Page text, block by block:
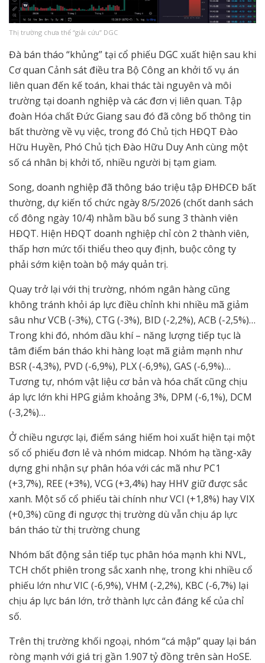
Thị trường chưa thể “giải cứu” DGC
Đà bán tháo “khủng” tại cổ phiếu DGC xuất hiện sau khi
Cơ quan Cảnh sát điều tra Bộ Công an khởi tố vụ án
liên quan đến kế toán, khai thác tài nguyên và môi
trường tại doanh nghiệp và các đơn vị liên quan. Tập
đoàn Hóa chất Đức Giang sau đó đã công bố thông tin
bất thường về vụ việc, trong đó Chủ tịch HĐQT Đào
Hữu Huyền, Phó Chủ tịch Đào Hữu Duy Anh cùng một
số cá nhân bị khởi tố, nhiều người bị tạm giam.
Song, doanh nghiệp đã thông báo triệu tập ĐHĐCĐ bất
thường, dự kiến tổ chức ngày 8/5/2026 (chốt danh sách
cổ đông ngày 10/4) nhằm bầu bổ sung 3 thành viên
HĐQT. Hiện HĐQT doanh nghiệp chỉ còn 2 thành viên,
thấp hơn mức tối thiểu theo quy định, buộc công ty
phải sớm kiện toàn bộ máy quản trị.
Quay trở lại với thị trường, nhóm ngân hàng cũng
không tránh khỏi áp lực điều chỉnh khi nhiều mã giảm
sâu như VCB (-3%), CTG (-3%), BID (-2,2%), ACB (-2,5%)…
Trong khi đó, nhóm dầu khí – năng lượng tiếp tục là
tâm điểm bán tháo khi hàng loạt mã giảm mạnh như
BSR (-4,3%), PVD (-6,9%), PLX (-6,9%), GAS (-6,9%)…
Tương tự, nhóm vật liệu cơ bản và hóa chất cũng chịu
áp lực lớn khi HPG giảm khoảng 3%, DPM (-6,1%), DCM
(-3,2%)…
Ở chiều ngược lại, điểm sáng hiếm hoi xuất hiện tại một
số cổ phiếu đơn lẻ và nhóm midcap. Nhóm hạ tầng-xây
dựng ghi nhận sự phân hóa với các mã như PC1
(+3,7%), REE (+3%), VCG (+3,4%) hay HHV giữ được sắc
xanh. Một số cổ phiếu tài chính như VCI (+1,8%) hay VIX
(+0,3%) cũng đi ngược thị trường dù vẫn chịu áp lực
bán tháo từ thị trường chung
Nhóm bất động sản tiếp tục phân hóa mạnh khi NVL,
TCH chốt phiên trong sắc xanh nhẹ, trong khi nhiều cổ
phiếu lớn như VIC (-6,9%), VHM (-2,2%), KBC (-6,7%) lại
chịu áp lực bán lớn, trở thành lực cản đáng kể của chỉ
số.
Trên thị trường khối ngoại, nhóm “cá mập” quay lại bán
ròng mạnh với giá trị gần 1.907 tỷ đồng trên sàn HoSE.